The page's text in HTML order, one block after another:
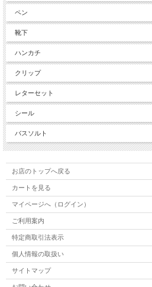
ペン
靴下
ハンカチ
クリップ
レターセット
シール
バスソルト
お店のトップへ戻る
カートを見る
マイページへ（ログイン）
ご利用案内
特定商取引法表示
個人情報の取扱い
サイトマップ